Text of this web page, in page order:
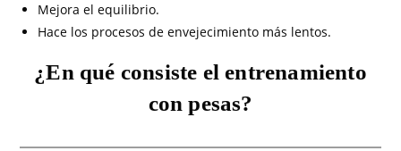
Mejora el equilibrio.
Hace los procesos de envejecimiento más lentos.
¿En qué consiste el entrenamiento
con pesas?